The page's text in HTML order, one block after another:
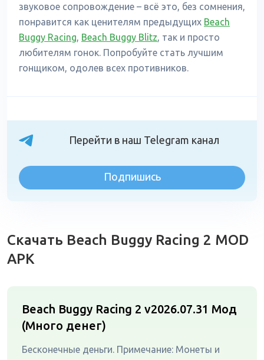
звуковое сопровождение – всё это, без сомнения,
понравится как ценителям предыдущих Beach
Buggy Racing, Beach Buggy Blitz, так и просто
любителям гонок. Попробуйте стать лучшим
гонщиком, одолев всех противников.
Перейти в наш Telegram канал
Подпишись
Скачать Beach Buggy Racing 2 MOD
APK
Beach Buggy Racing 2 v2026.07.31 Мод
(Много денег)
Бесконечные деньги. Примечание: Монеты и